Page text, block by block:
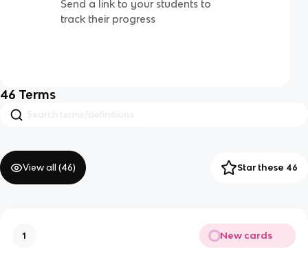
Send a link to your students to
track their progress
46 Terms
View all (46) Star these 46
1 New cards